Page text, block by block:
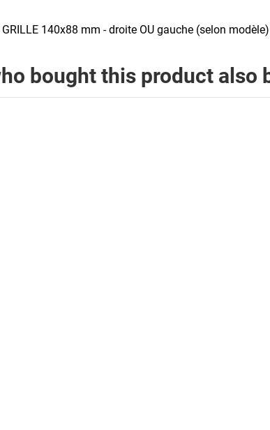
140x88 mm - droite OU gauche (selon
bought this product also